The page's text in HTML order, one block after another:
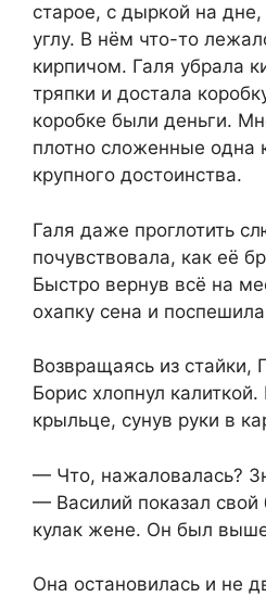
старое, с дыркой на
углу. В нём что-то
кирпичом. Галя убрала
тряпки и достала
коробке были деньги.
плотно сложенные одна
крупного достоинства.
Галя даже проглотить
почувствовала, как её
Быстро вернув всё на
охапку сена и
Возвращаясь из стайки,
Борис хлопнул
крыльце, сунув руки в
— Что, нажаловалась?
— Василий показал
кулак жене. Он был
Она остановилась и не